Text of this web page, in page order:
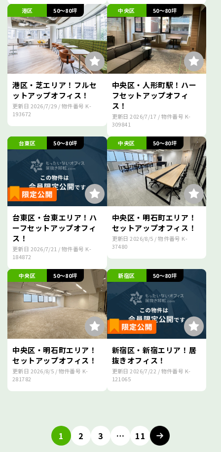
港区 50～80坪
港区・芝エリア！フルセ
ットアップオフィス！
更新日 2026/7/29 / 物件番号 K-
193672
中央区 50～80坪
中央区・人形町駅！ハー
フセットアップオフィ
ス！
更新日2026/7/17 / 物件番号 K-
309841
台東区 50～80坪
台東区・台東エリア！ハ
ーフセットアップオフィ
ス！
更新日 2026/7/21 / 物件番号 K-
184872
中央区 50～80坪
中央区・明石町エリア！
セットアップオフィス！
更新日2026/8/5 / 物件番号 K-
37480
中央区 50～80坪
中央区・明石町エリア！
セットアップオフィス！
更新日 2026/8/5 / 物件番号 K-
281782
新宿区 50～80坪
新宿区・新宿エリア！居
抜きオフィス！
更新日2026/7/22 / 物件番号 K-
121065
稿
1 2 3 … 11